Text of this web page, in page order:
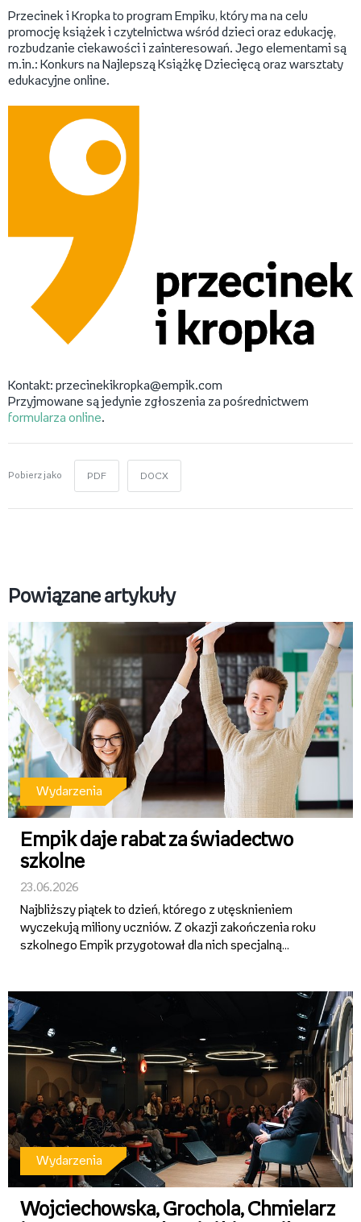
Przecinek i Kropka to program Empiku, który ma na celu
promocję książek i czytelnictwa wśród dzieci oraz edukację,
rozbudzanie ciekawości i zainteresowań. Jego elementami są
m.in.: Konkurs na Najlepszą Książkę Dziecięcą oraz warsztaty
edukacyjne online.
Kontakt: przecinekikropka@empik.com
Przyjmowane są jedynie zgłoszenia za pośrednictwem
formularza online.
Pobierz jako PDF DOCX
Powiązane artykuły
Wydarzenia
Empik daje rabat za świadectwo
szkolne
23.06.2026
Najbliższy piątek to dzień, którego z utęsknieniem
wyczekują miliony uczniów. Z okazji zakończenia roku
szkolnego Empik przygotował dla nich specjalną
w rubryce z...
Wydarzenia
Wojciechowska, Grochola, Chmielarz